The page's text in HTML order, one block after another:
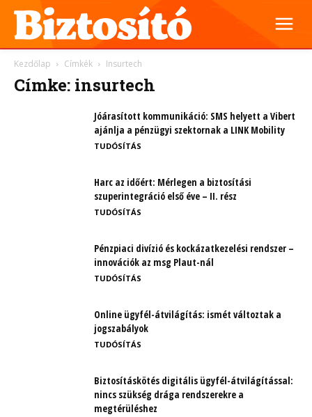
Kezdőlap Címkék Insurtech
Címke: insurtech
Jóárasított kommunikáció: SMS helyett a Vibert
ajánlja a pénzügyi szektornak a LINK Mobility
TUDÓSÍTÁS
Harc az időért: Mérlegen a biztosítási
szuperintegráció első éve – II. rész
TUDÓSÍTÁS
Pénzpiaci divízió és kockázatkezelési rendszer –
innovációk az msg Plaut-nál
TUDÓSÍTÁS
Online ügyfél-átvilágítás: ismét változtak a
jogszabályok
TUDÓSÍTÁS
Biztosításkötés digitális ügyfél-átvilágítással:
nincs szükség drága rendszerekre a
megtérüléshez